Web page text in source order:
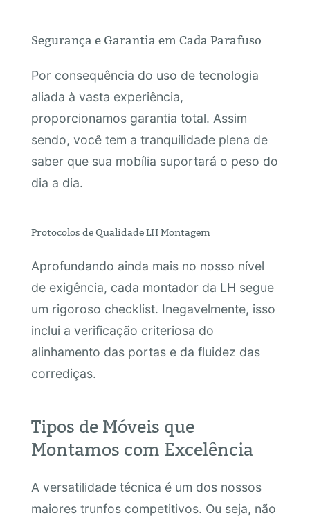
Segurança e Garantia em Cada Parafuso
Por consequência do uso de tecnologia
aliada à vasta experiência,
proporcionamos garantia total. Assim
sendo, você tem a tranquilidade plena de
saber que sua mobília suportará o peso do
dia a dia.
Protocolos de Qualidade LH Montagem
Aprofundando ainda mais no nosso nível
de exigência, cada montador da LH segue
um rigoroso checklist. Inegavelmente, isso
inclui a verificação criteriosa do
alinhamento das portas e da fluidez das
corrediças.
Tipos de Móveis que
Montamos com Excelência
A versatilidade técnica é um dos nossos
maiores trunfos competitivos. Ou seja, não